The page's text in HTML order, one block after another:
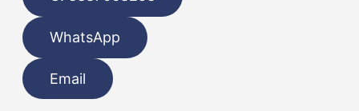
WhatsApp
Email